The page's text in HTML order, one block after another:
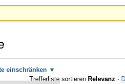
einschränken
Trefferliste sortieren Relevanz ·